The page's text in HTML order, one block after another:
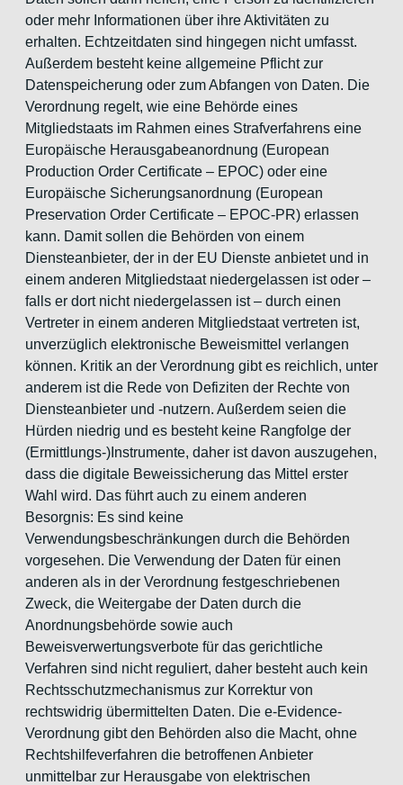
oder mehr Informationen über ihre Aktivitäten zu
erhalten. Echtzeitdaten sind hingegen nicht umfasst.
Außerdem besteht keine allgemeine Pflicht zur
Datenspeicherung oder zum Abfangen von Daten. Die
Verordnung regelt, wie eine Behörde eines
Mitgliedstaats im Rahmen eines Strafverfahrens eine
Europäische Herausgabeanordnung (European
Production Order Certificate – EPOC) oder eine
Europäische Sicherungsanordnung (European
Preservation Order Certificate – EPOC-PR) erlassen
kann. Damit sollen die Behörden von einem
Diensteanbieter, der in der EU Dienste anbietet und in
einem anderen Mitgliedstaat niedergelassen ist oder –
falls er dort nicht niedergelassen ist – durch einen
Vertreter in einem anderen Mitgliedstaat vertreten ist,
unverzüglich elektronische Beweismittel verlangen
können. Kritik an der Verordnung gibt es reichlich, unter
anderem ist die Rede von Defiziten der Rechte von
Diensteanbieter und -nutzern. Außerdem seien die
Hürden niedrig und es besteht keine Rangfolge der
(Ermittlungs-)Instrumente, daher ist davon auszugehen,
dass die digitale Beweissicherung das Mittel erster
Wahl wird. Das führt auch zu einem anderen
Besorgnis: Es sind keine
Verwendungsbeschränkungen durch die Behörden
vorgesehen. Die Verwendung der Daten für einen
anderen als in der Verordnung festgeschriebenen
Zweck, die Weitergabe der Daten durch die
Anordnungsbehörde sowie auch
Beweisverwertungsverbote für das gerichtliche
Verfahren sind nicht reguliert, daher besteht auch kein
Rechtsschutzmechanismus zur Korrektur von
rechtswidrig übermittelten Daten. Die e-Evidence-
Verordnung gibt den Behörden also die Macht, ohne
Rechtshilfeverfahren die betroffenen Anbieter
unmittelbar zur Herausgabe von elektrischen